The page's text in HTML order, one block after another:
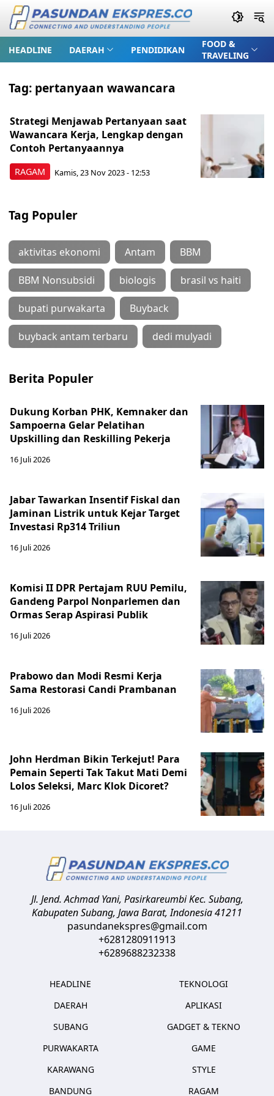
HEADLINE DAERAH PENDIDIKAN
FOOD &
TRAVELING
Tag: pertanyaan wawancara
RAGAM
Strategi Menjawab Pertanyaan saat
Wawancara Kerja, Lengkap dengan
Contoh Pertanyaannya
Kamis, 23 Nov 2023 - 12:53
Tag Populer
aktivitas ekonomi Antam BBM
BBM Nonsubsidi biologis brasil vs haiti
bupati purwakarta Buyback
buyback antam terbaru dedi mulyadi
Berita Populer
Dukung Korban PHK, Kemnaker dan
Sampoerna Gelar Pelatihan
Upskilling dan Reskilling Pekerja
16 Juli 2026
Jabar Tawarkan Insentif Fiskal dan
Jaminan Listrik untuk Kejar Target
Investasi Rp314 Triliun
16 Juli 2026
Komisi II DPR Pertajam RUU Pemilu,
Gandeng Parpol Nonparlemen dan
Ormas Serap Aspirasi Publik
16 Juli 2026
Prabowo dan Modi Resmi Kerja
Sama Restorasi Candi Prambanan
16 Juli 2026
John Herdman Bikin Terkejut! Para
Pemain Seperti Tak Takut Mati Demi
Lolos Seleksi, Marc Klok Dicoret?
16 Juli 2026
Jl. Jend. Achmad Yani, Pasirkareumbi Kec. Subang,
Kabupaten Subang, Jawa Barat,Indonesia41211
pasundanekspres@gmail.com
+6281280911913
+6289688232338
HEADLINE
DAERAH
SUBANG
PURWAKARTA
KARAWANG
BANDUNG
TEKNOLOGI
APLIKASI
GADGET & TEKNO
GAME
STYLE
RAGAM